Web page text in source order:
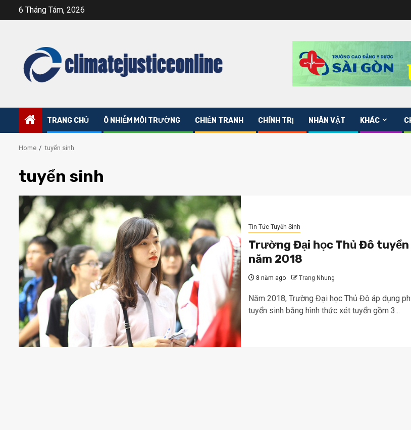
6 Tháng Tám, 2026
TRANG CHỦ Ô NHIỄM MÔI TRƯỜNG CHIẾN TRANH CHÍNH TRỊ NHÂN VẬT KHÁC
Home tuyển sinh
tuyển sinh
Tin Tức Tuyển Sinh
Trường Đại học Thủ Đô
năm 2018
8 năm ago Trang Nhung
Năm 2018, Trường Đại học Thủ Đô áp dụng
tuyển sinh bằng hình thức xét tuyển gồm 3...